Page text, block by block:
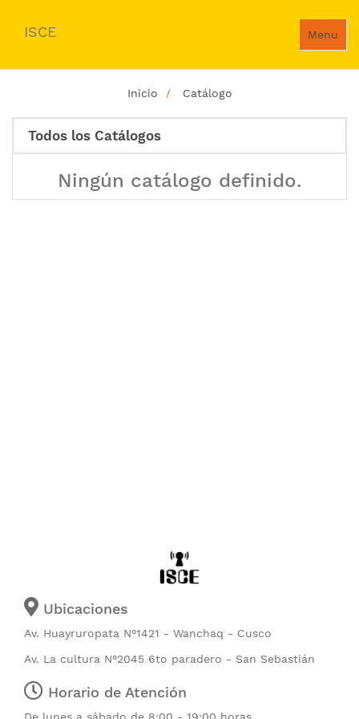
Menu
ISCE
Inicio Catálogo
Todos los Catálogos
Ningún catálogo definido.
Ubicaciones
Av. Huayruropata N°1421 - Wanchaq - Cusco
Av. La cultura N°2045 6to paradero - San Sebastián
Horario de Atención